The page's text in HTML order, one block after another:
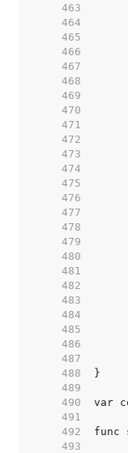
   463
   464
   465
   466
   467
   468
   469
   470
   471
   472
   473
   474
   475
   476
   477
   478
   479
   480
   481
   482
   483
   484
   485
   486
   487
   488
   489
   490
   491
   492
   493